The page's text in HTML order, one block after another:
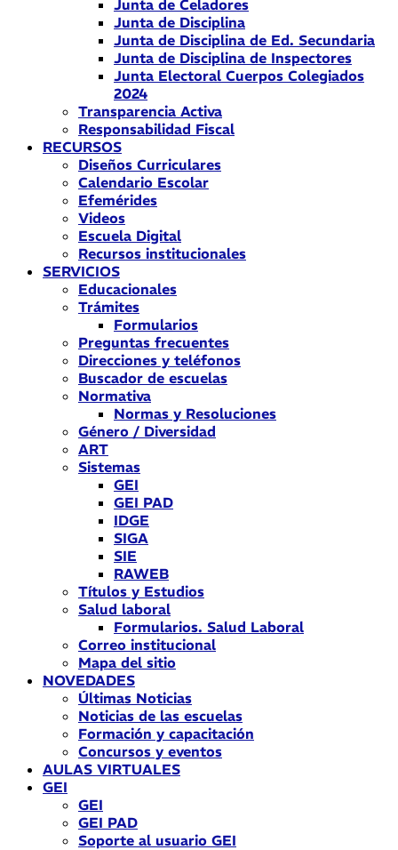
Junta de Celadores
Junta de Disciplina
Junta de Disciplina de Ed. Secundaria
Junta de Disciplina de Inspectores
Junta Electoral Cuerpos Colegiados
2024
Transparencia Activa
Responsabilidad Fiscal
RECURSOS
Diseños Curriculares
Calendario Escolar
Efemérides
Videos
Escuela Digital
Recursos institucionales
SERVICIOS
Educacionales
Trámites
Formularios
Preguntas frecuentes
Direcciones y teléfonos
Buscador de escuelas
Normativa
Normas y Resoluciones
Género / Diversidad
ART
Sistemas
GEI
GEI PAD
IDGE
SIGA
SIE
RAWEB
Títulos y Estudios
Salud laboral
Formularios. Salud Laboral
Correo institucional
Mapa del sitio
NOVEDADES
Últimas Noticias
Noticias de las escuelas
Formación y capacitación
Concursos y eventos
AULAS VIRTUALES
GEI
GEI
GEI PAD
Soporte al usuario GEI